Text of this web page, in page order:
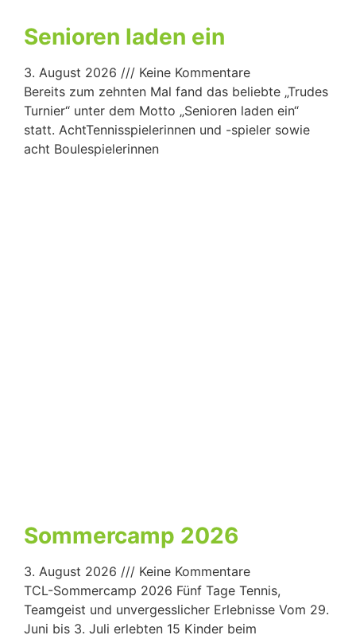
Senioren laden ein
3. August 2026
Keine Kommentare
Bereits zum zehnten Mal fand das beliebte „Trudes
Turnier“ unter dem Motto „Senioren laden ein“
statt. AchtTennisspielerinnen und -spieler sowie
acht Boulespielerinnen
Sommercamp 2026
3. August 2026
Keine Kommentare
TCL-Sommercamp 2026 Fünf Tage Tennis,
Teamgeist und unvergesslicher Erlebnisse Vom 29.
Juni bis 3. Juli erlebten 15 Kinder beim